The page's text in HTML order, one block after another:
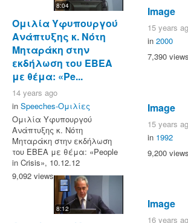
8:04
Ομιλία Υφυπουργού
Ανάπτυξης κ. Νότη
Μηταράκη στην
εκδήλωση του ΕΒΕΑ
με θέμα: «Pe...
14 years ago
in Speeches-Ομιλίες
Ομιλία Υφυπουργού
Ανάπτυξης κ. Νότη
Μηταράκη στην εκδήλωση
του ΕΒΕΑ με θέμα: «People
in Crisis», 10.12.12
9,092 views
8:12
Image
15 years
in 2000
7,390 views
Image
15 years
in 1992
9,200 views
Image
16 years